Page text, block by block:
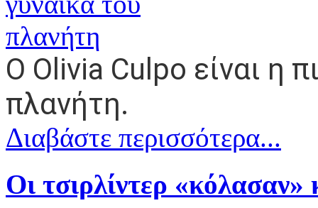
Ο Olivia Culpo είναι η
πλανήτη.
Διαβάστε περισσότερα...
Οι τσιρλίντερ